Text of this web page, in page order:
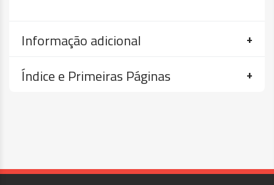
Informação adicional
Índice e Primeiras Páginas